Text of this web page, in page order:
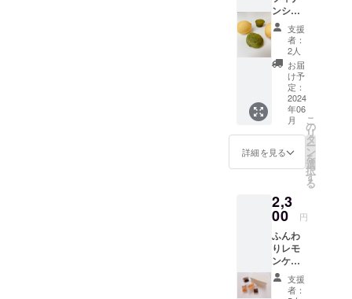
「米粉〜
Kome-
Kona〜」は
市販のグル
テンフリー
焼き菓子に
満足いって
全国にも多
たグルテン
アレルギー
やグルテン
不耐性、
全くそうで
ない人でも
れたラベルや注
意書きをご確認
ください。
ンシェ
４個
セット
：抹茶
のみ ：
プレー
ンのみ
：抹茶
＆プ
レーン
原材料
及び添
加物等
お届け
商品の
ラベル
に表記
されま
す。 商
品開封
前には
支援
者：
2人
お届
け予
定：
2024
年06
月
詳細を見る
こ
の
リ
タ
ー
ン
を
選
択
す
る
2,3
00 円
ふんわ
りレモ
ンケー
キとレ
モン香
支援
者：